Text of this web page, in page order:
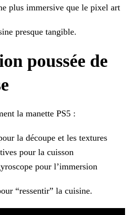
plus immersive que le pixel art
presque tangible.
poussée de
la manette PS5 :
la découpe et les textures
pour la cuisson
pour l’immersion
“ressentir” la cuisine.